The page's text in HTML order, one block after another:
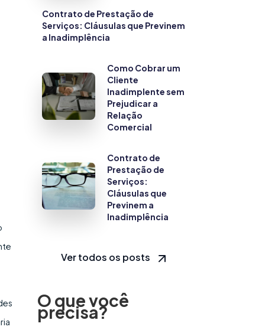
Contrato de Prestação de
Serviços: Cláusulas que Previnem
a Inadimplência
Como Cobrar um
Cliente
Inadimplente sem
Prejudicar a
Relação
Comercial
Contrato de
Prestação de
Serviços:
Cláusulas que
Previnem a
Inadimplência
Ver todos os posts
O que você
precisa?